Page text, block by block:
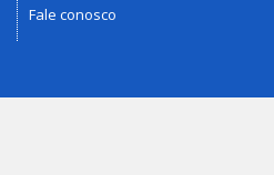
Fale conosco